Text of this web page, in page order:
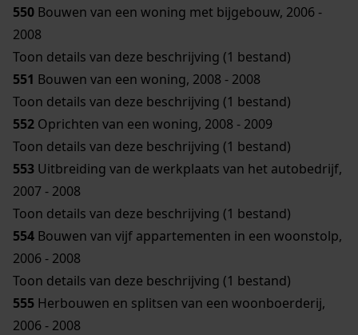
550 Bouwen van een woning met bijgebouw, 2006 -
2008
Toon details van deze beschrijving (1 bestand)
551 Bouwen van een woning, 2008 - 2008
Toon details van deze beschrijving (1 bestand)
552 Oprichten van een woning, 2008 - 2009
Toon details van deze beschrijving (1 bestand)
553 Uitbreiding van de werkplaats van het autobedrijf,
2007 - 2008
Toon details van deze beschrijving (1 bestand)
554 Bouwen van vijf appartementen in een woonstolp,
2006 - 2008
Toon details van deze beschrijving (1 bestand)
555 Herbouwen en splitsen van een woonboerderij,
2006 - 2008